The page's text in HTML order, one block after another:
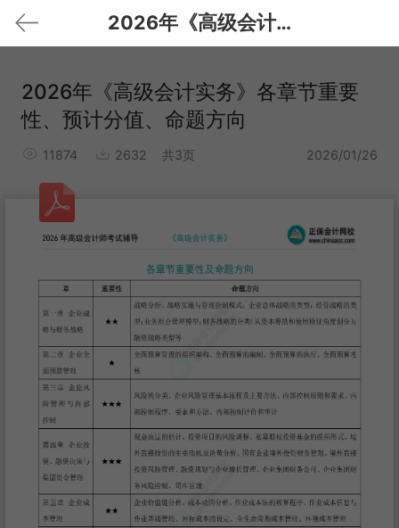
2026年《高级会计实务》各章节重要性、预计分值、命题方向
2026年《高级会计实务》各章节重要
性、预计分值、命题方向
11874 2632 共3页 2026/01/26